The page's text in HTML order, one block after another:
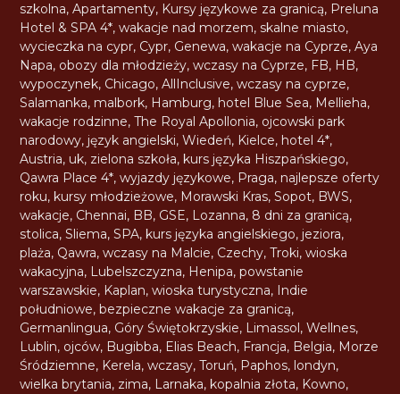
szkolna,Apartamenty, Kursy językowe za granicą, Preluna
Hotel & SPA 4*,wakacje nad morzem,skalne miasto,
wycieczka na cypr, Cypr, Genewa,wakacje na Cyprze,Aya
Napa, obozy dla młodzieży,wczasy na Cyprze, FB, HB,
wypoczynek, Chicago,AllInclusive,wczasy na cyprze,
Salamanka, malbork, Hamburg, hotel Blue Sea, Mellieha,
wakacje rodzinne,The Royal Apollonia, ojcowski park
narodowy, język angielski,Wiedeń, Kielce, hotel 4*,
Austria, uk, zielona szkoła, kurs języka Hiszpańskiego,
Qawra Place 4*,wyjazdy językowe, Praga, najlepsze oferty
roku, kursy młodzieżowe, Morawski Kras,Sopot, BWS,
wakacje, Chennai, BB, GSE, Lozanna, 8 dni za granicą,
stolica,Sliema,SPA, kurs języka angielskiego, jeziora,
plaża, Qawra,wczasy na Malcie, Czechy,Troki,wioska
wakacyjna, Lubelszczyzna, Henipa,powstanie
warszawskie, Kaplan,wioska turystyczna, Indie
południowe, bezpieczne wakacje za granicą,
Germanlingua, Góry Świętokrzyskie, Limassol ,Wellnes,
Lublin, ojców, Bugibba, Elias Beach, Francja, Belgia, Morze
Śródziemne, Kerela,wczasy,Toruń, Paphos, londyn,
wielka brytania, zima, Larnaka, kopalnia złota, Kowno,